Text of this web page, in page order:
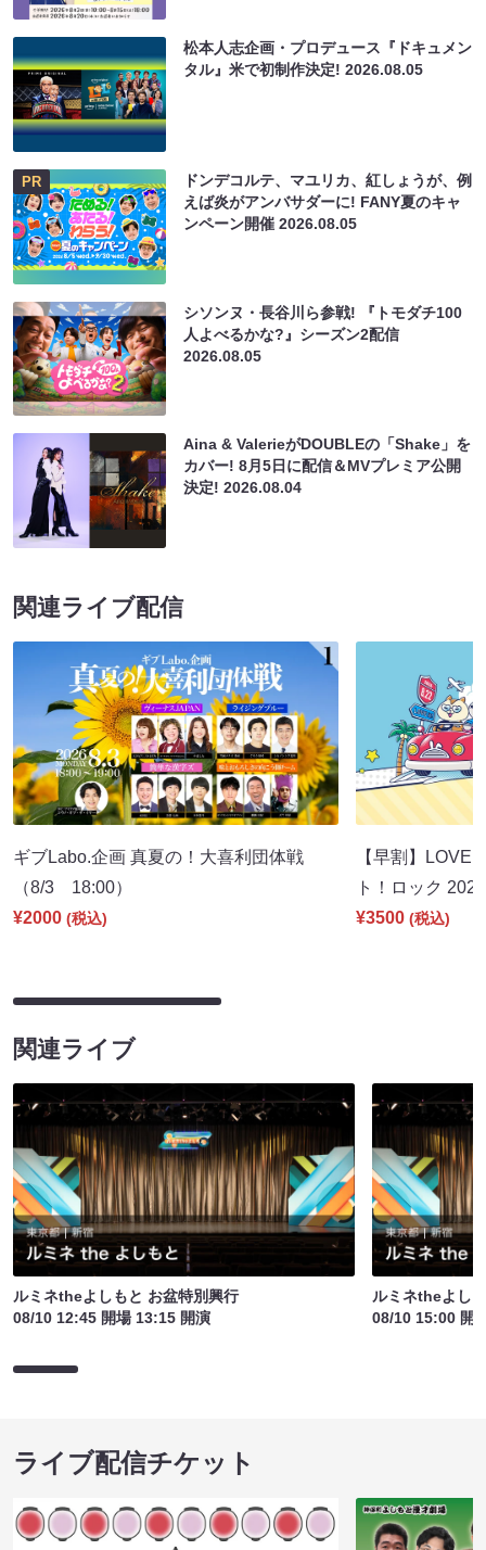
松本人志企画・プロデュース『ドキュメン
タル』米で初制作決定!2026.08.05
PR
ドンデコルテ、マユリカ、紅しょうが、例
えば炎がアンバサダーに! FANY夏のキャ
ンペーン開催2026.08.05
シソンヌ・長谷川ら参戦! 『トモダチ100
人よべるかな?』シーズン2配信
2026.08.05
Aina & ValerieがDOUBLEの「Shake」を
カバー! 8月5日に配信＆MVプレミア公開
決定!2026.08.04
関連ライブ配信
ギブLabo.企画 真夏の！大喜利団体戦
（8/3 18:00）
¥2000 (税込)
【早割】LOVE
ト！ロック
¥3500 (税込)
関連ライブ
ルミネtheよしもと お盆特別興行
08/10 12:45 開場 13:15 開演
ルミネtheよし
08/10 15:00 開
ライブ配信チケット